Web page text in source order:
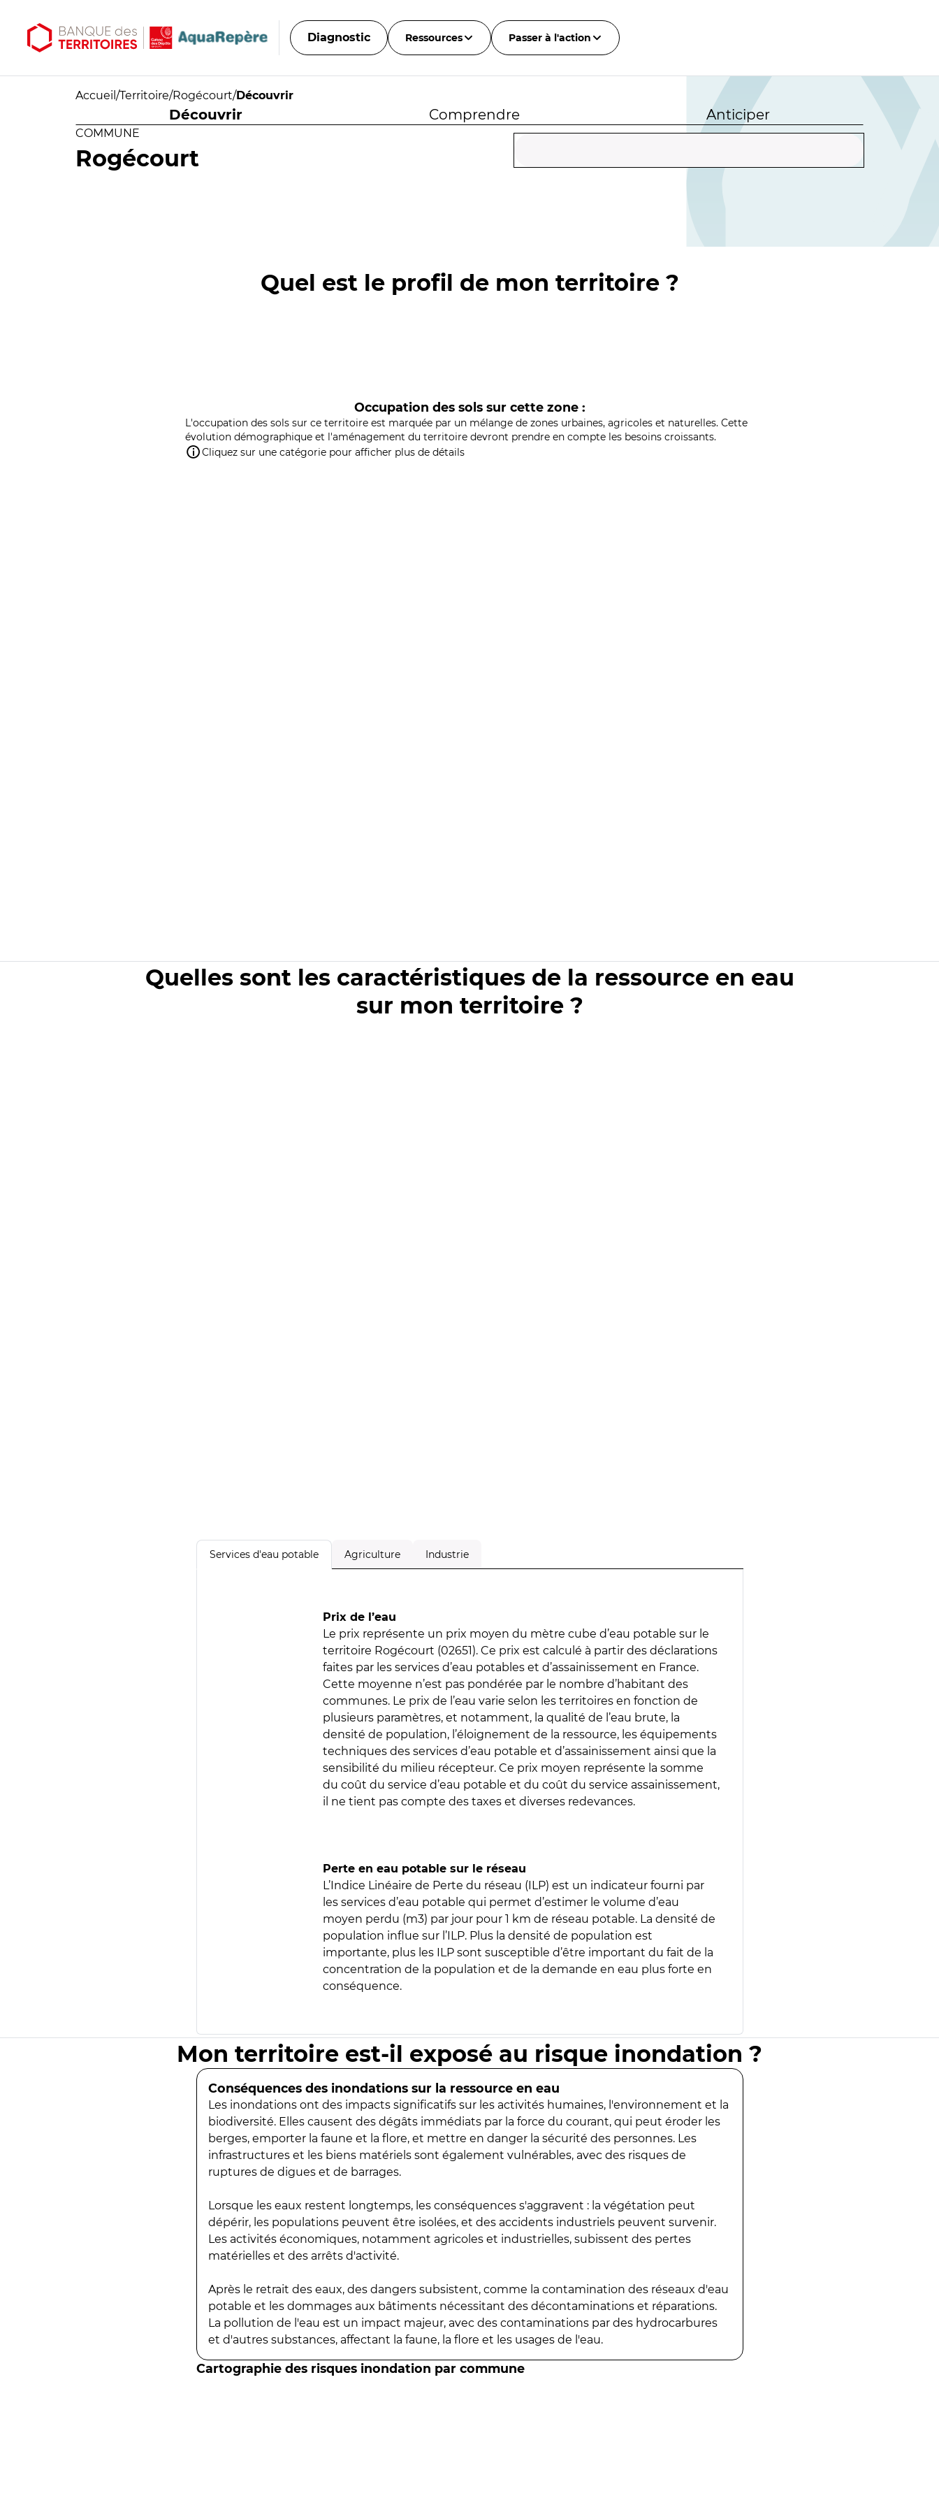
Diagnostic Ressources Passer à l'action
Accueil /Territoire/Rogécourt/Découvrir
Découvrir Comprendre Anticiper
COMMUNE
Rogécourt
Quel est le profil de mon territoire ?
Occupation des sols sur cette zone :
L'occupation des sols sur ce territoire est marquée par un mélange de zones urbaines, agricoles et naturelles. Cette
évolution démographique et l'aménagement du territoire devront prendre en compte les besoins croissants.
Cliquez sur une catégorie pour afficher plus de détails
Quelles sont les caractéristiques de la ressource en eau
sur mon territoire ?
Services d'eau potable Agriculture Industrie
Prix de l’eau
Le prix représente un prix moyen du mètre cube d’eau potable sur le
territoire Rogécourt (02651). Ce prix est calculé à partir des déclarations
faites par les services d’eau potables et d’assainissement en France.
Cette moyenne n’est pas pondérée par le nombre d’habitant des
communes. Le prix de l’eau varie selon les territoires en fonction de
plusieurs paramètres, et notamment, la qualité de l’eau brute, la
densité de population, l’éloignement de la ressource, les équipements
techniques des services d’eau potable et d’assainissement ainsi que la
sensibilité du milieu récepteur. Ce prix moyen représente la somme
du coût du service d’eau potable et du coût du service assainissement,
il ne tient pas compte des taxes et diverses redevances.
Perte en eau potable sur le réseau
L’Indice Linéaire de Perte du réseau (ILP) est un indicateur fourni par
les services d’eau potable qui permet d’estimer le volume d’eau
moyen perdu (m3) par jour pour 1 km de réseau potable. La densité de
population influe sur l’ILP. Plus la densité de population est
importante, plus les ILP sont susceptible d’être important du fait de la
concentration de la population et de la demande en eau plus forte en
conséquence.
Mon territoire est-il exposé au risque inondation ?
Conséquences des inondations sur la ressource en eau
Les inondations ont des impacts significatifs sur les activités humaines, l'environnement et la
biodiversité. Elles causent des dégâts immédiats par la force du courant, qui peut éroder les
berges, emporter la faune et la flore, et mettre en danger la sécurité des personnes. Les
infrastructures et les biens matériels sont également vulnérables, avec des risques de
ruptures de digues et de barrages.
Lorsque les eaux restent longtemps, les conséquences s'aggravent : la végétation peut
dépérir, les populations peuvent être isolées, et des accidents industriels peuvent survenir.
Les activités économiques, notamment agricoles et industrielles, subissent des pertes
matérielles et des arrêts d'activité.
Après le retrait des eaux, des dangers subsistent, comme la contamination des réseaux d'eau
potable et les dommages aux bâtiments nécessitant des décontaminations et réparations.
La pollution de l'eau est un impact majeur, avec des contaminations par des hydrocarbures
et d'autres substances, affectant la faune, la flore et les usages de l'eau.
Cartographie des risques inondation par commune